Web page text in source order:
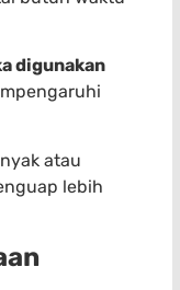
digunakan
atau
lebih